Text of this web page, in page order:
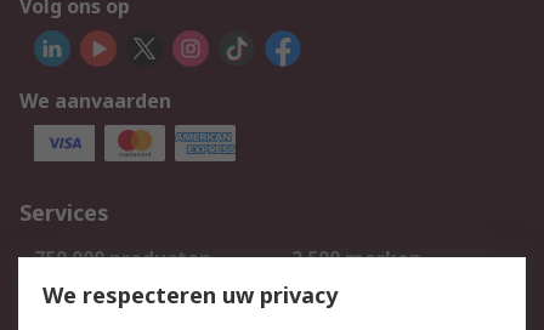
Volg ons op
We aanvaarden
Services
750.000 producten
2.500 merken
Bestellen
Inkoopoplossingen
We respecteren uw privacy